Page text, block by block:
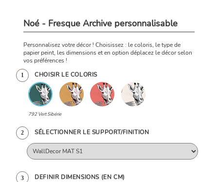
Noé - Fresque Archive personnalisable
Personnalisez votre décor ! Choisissez : le coloris, le type de
papier peint, les dimensions et en option déplacez le décor selon
vos préférences !
1 CHOISIR LE COLORIS
792 Vert Sibérie
2 SÉLECTIONNER LE SUPPORT/FINITION
3 DEFINIR DIMENSIONS (EN CM)